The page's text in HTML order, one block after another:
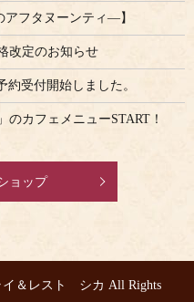
アフタヌーンティ―】
改定のお知らせ
受付開始しました。
のカフェメニューSTART！
ョップ
イ＆レスト シカ All Rights